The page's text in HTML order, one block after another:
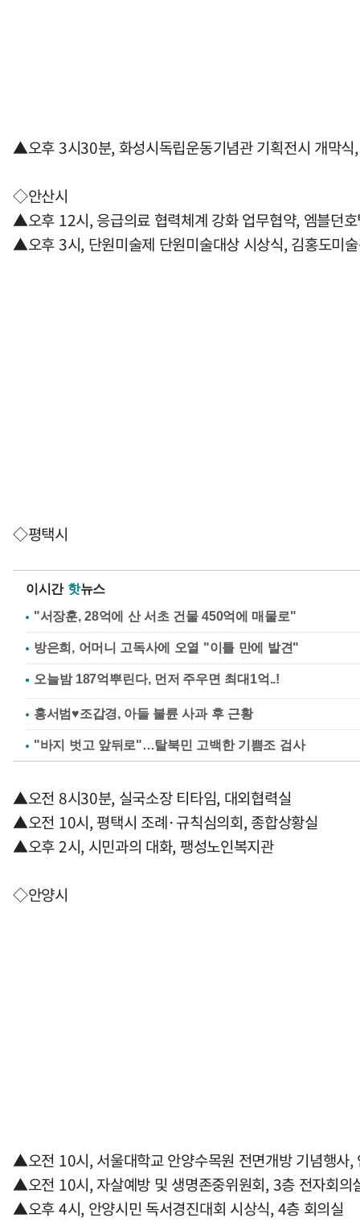
▲오후 3시30분, 화성시독립운동기념관 기획전시 개막식
◇안산시
▲오후 12시, 응급의료 협력체계 강화 업무협약, 엠블던호
▲오후 3시, 단원미술제 단원미술대상 시상식, 김홍도미
◇평택시
이시간 핫뉴스
"서장훈, 28억에 산 서초 건물 450억에 매물로"
방은희, 어머니 고독사에 오열 "이틀 만에 발견"
홍서범♥조갑경, 아들 불륜 사과 후 근황
"바지 벗고 앞뒤로"…탈북민 고백한 기쁨조 검사
▲오전 8시30분, 실국소장 티타임, 대외협력실
▲오전 10시, 평택시 조례·규칙심의회, 종합상황실
▲오후 2시, 시민과의 대화, 팽성노인복지관
◇안양시
▲오전 10시, 서울대학교 안양수목원 전면개방 기념행사,
▲오전 10시, 자살예방 및 생명존중위원회, 3층 전자회의
▲오후 4시, 안양시민 독서경진대회 시상식, 4층 회의실